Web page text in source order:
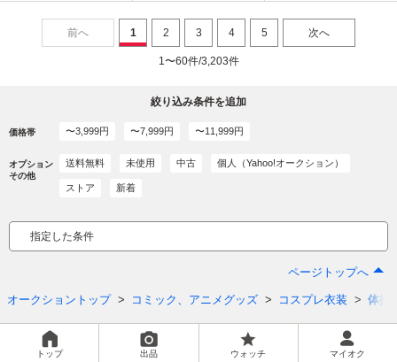
前へ 1 2 3 4 5 次へ
1〜60件/3,203件
絞り込み条件を追加
価格帯 〜3,999円 〜7,999円 〜11,999円
オプション
その他
送料無料 未使用 中古 個人（Yahoo!オークション）
ストア 新着
指定した条件
ページトップへ
オークショントップ コミック、アニメグッズ コスプレ衣装 体操
トップ 出品 ウォッチ マイオク